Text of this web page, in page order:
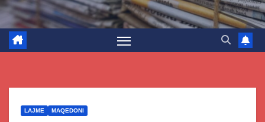
LAJME MAQEDONI